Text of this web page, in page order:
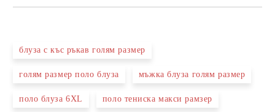
Ние ще се свържем с вас в рамките на работния ден.
блуза с къс ръкав голям размер
голям размер поло блуза мъжка блуза голям размер
поло блуза 6XL поло тениска макси рамзер